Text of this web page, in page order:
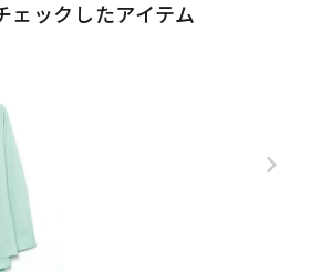
ェックしたアイテム